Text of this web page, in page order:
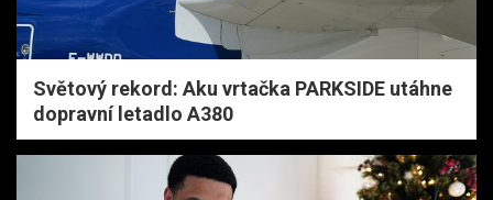
Světový rekord: Aku vrtačka PARKSIDE utáhne
dopravní letadlo A380